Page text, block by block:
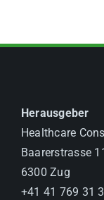
Herausgeber
Healthcare
Baarerstrasse
6300 Zug
+41 41 769 31